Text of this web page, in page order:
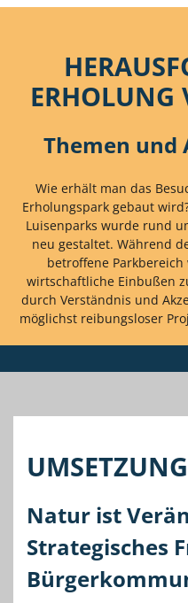
ERHOLUNG
Themen und
Wie erhält man das
Erholungspark gebaut
Luisenparks wurde rund
neu gestaltet. Während
betroffene
wirtschaftliche Einbußen
durch Verständnis und
möglichst reibungsloser
UMSETZUNG
Natur ist
Strategisches